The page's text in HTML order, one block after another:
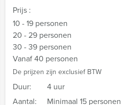
Prijs :
10 - 19 personen
20 - 29 personen
30 - 39 personen
Vanaf 40 personen
De prijzen zijn exclusief BTW
Duur:
4 uur
Aantal:
Minimaal 15 personen